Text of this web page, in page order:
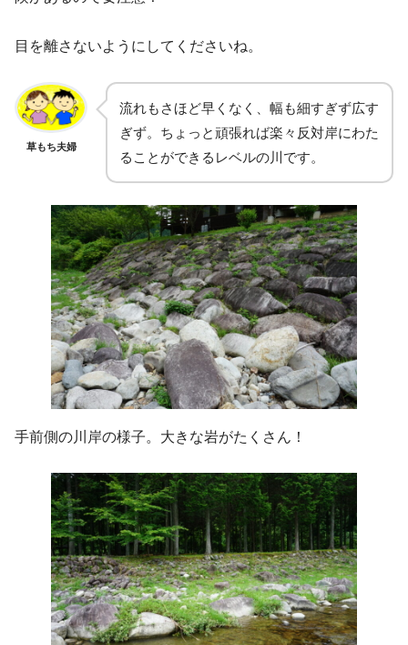
目を離さないようにしてくださいね。
草もち夫婦
流れもさほど早くなく、幅も細すぎず広す
ぎず。ちょっと頑張れば楽々反対岸にわた
ることができるレベルの川です。
手前側の川岸の様子。大きな岩がたくさん！